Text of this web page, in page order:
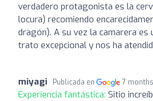
verdadero protagonista es la
locura) recomiendo
dragón). A su vez la camarera es
trato excepcional y nos ha
miyagi Publicada en 7
Experiencia fantástica: Sitio